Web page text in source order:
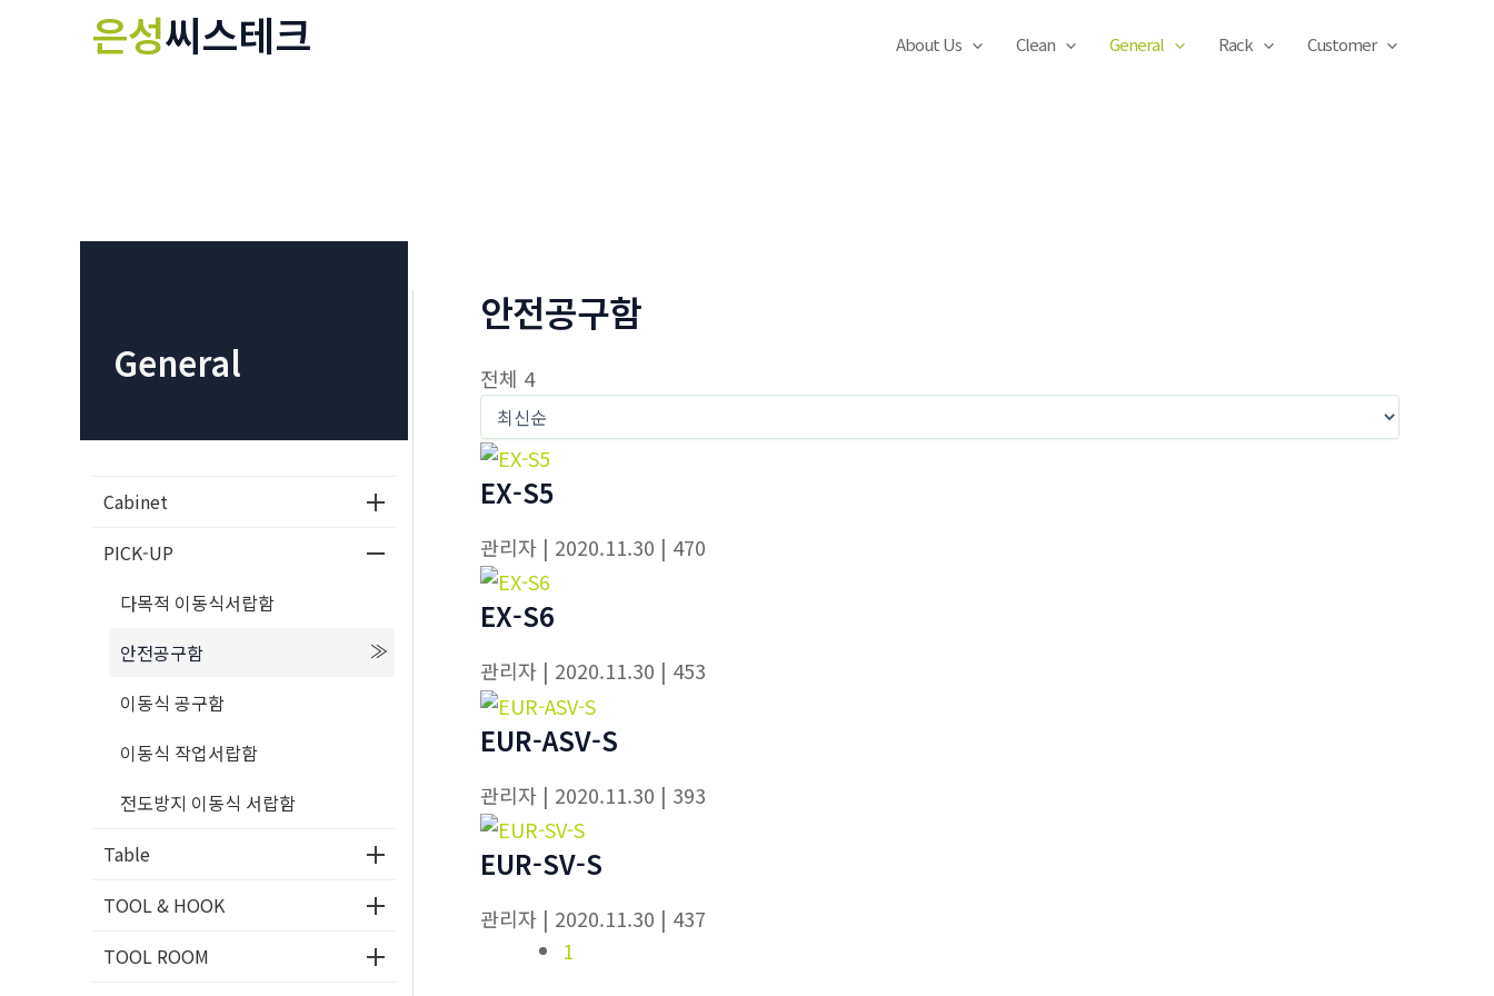
은성씨스테크 About Us Clean General Rack Customer
General
Cabinet
PICK-UP
다목적 이동식서랍함
안전공구함
이동식 공구함
이동식 작업서랍함
전도방지 이동식 서랍함
Table
TOOL & HOOK
TOOL ROOM
안전공구함
전체 4
EX-S5
관리자 | 2020.11.30 | 470
EX-S6
관리자 | 2020.11.30 | 453
EUR-ASV-S
관리자 | 2020.11.30 | 393
EUR-SV-S
관리자 | 2020.11.30 | 437
1